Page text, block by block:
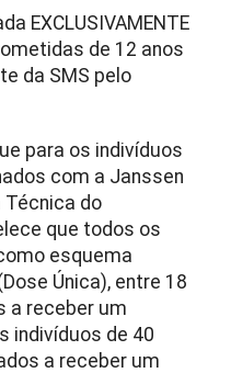
EXCLUSIVAMENTE
de 12 anos
da SMS pelo
para os indivíduos
com a Janssen
Técnica do
que todos os
esquema
Única), entre 18
a receber um
indivíduos de 40
a receber um